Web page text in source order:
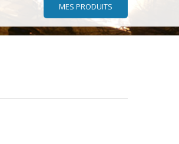
MES PRODUITS